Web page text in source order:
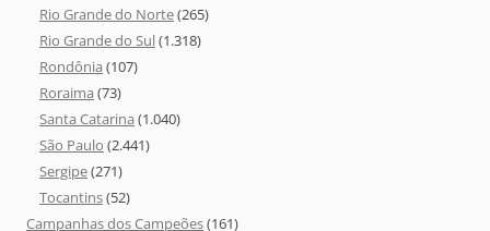
Rio Grande do Norte(265)
Rio Grande do Sul(1.318)
Rondônia (107)
Roraima (73)
Santa Catarina (1.040)
São Paulo (2.441)
Sergipe(271)
Tocantins(52)
Campanhas dos Campeões(161)